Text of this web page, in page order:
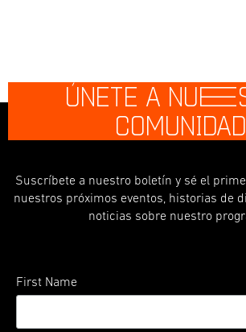
ÚNETE A NUE
COMUNIDAD
Suscríbete a nuestro boletín y sé el
nuestros próximos eventos, historias de
noticias sobre nuestro
First Name